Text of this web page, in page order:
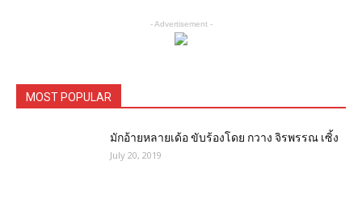
- Advertisement -
MOST POPULAR
มักอ้ายหลายเด้อ ขับร้องโดย กวาง จิรพรรณ เซิ้ง
July 20, 2019